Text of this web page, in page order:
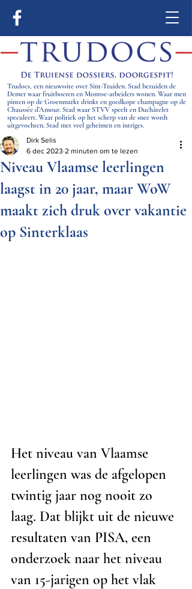
Trudocs, een nieuwssite over Sint-Truiden. Stad bezuiden de
Demer waar fruitboeren en Monroe-arbeiders wonen. Waar men
pinten op de Groenmarkt drinkt en goedkope champagne op de
Chaussée d’Amour. Stad waar STVV speelt en Duchâtelet
speculeert. Waar politiek op het scherp van de snee wordt
uitgevochten. Stad met veel geheimen en intriges.
Niveau Vlaamse leerlingen
laagst in 20 jaar, maar WoW
maakt zich druk over vakantie
op Sinterklaas
Dirk Selis
6 dec 2023 2 minuten om te lezen
Het niveau van Vlaamse
leerlingen was de afgelopen
twintig jaar nog nooit zo
laag. Dat blijkt uit de nieuwe
resultaten van PISA, een
onderzoek naar het niveau
van 15-jarigen op het vlak